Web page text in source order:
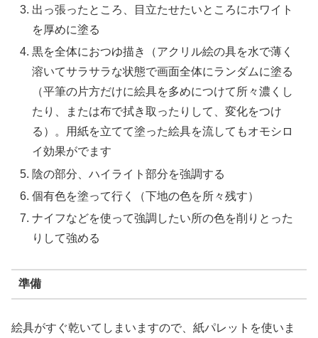
出っ張ったところ、目立たせたいところにホワイト
を厚めに塗る
黒を全体におつゆ描き（アクリル絵の具を水で薄く
溶いてサラサラな状態で画面全体にランダムに塗る
（平筆の片方だけに絵具を多めにつけて所々濃くし
たり、または布で拭き取ったりして、変化をつけ
る）。用紙を立てて塗った絵具を流してもオモシロ
イ効果がでます
陰の部分、ハイライト部分を強調する
個有色を塗って行く（下地の色を所々残す）
ナイフなどを使って強調したい所の色を削りとった
りして強める
準備
絵具がすぐ乾いてしまいますので、紙パレットを使いま